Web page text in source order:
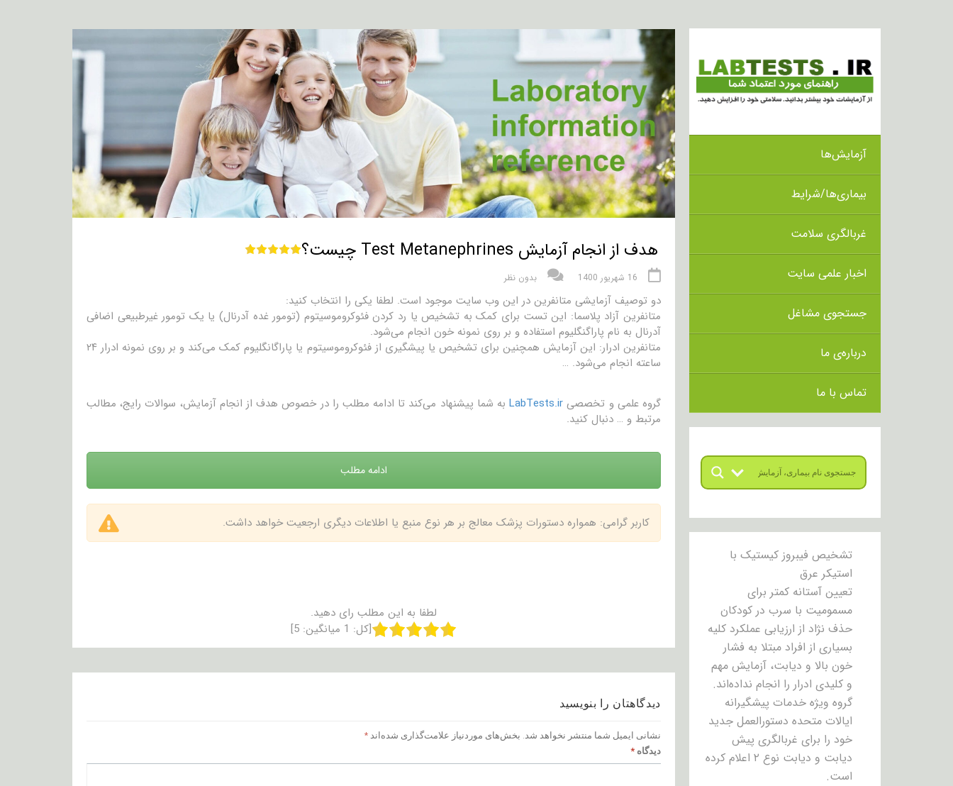
آزمایش‌ها
بیماری‌ها/شرایط
غربالگری سلامت
اخبار علمی سایت
جستجوی مشاغل
درباره‌ی ما
تماس با ما
تشخیص فیبروز کیستیک با
استیکر عرق
تعیین آستانه کمتر برای
مسمومیت با سرب در کودکان
حذف نژاد از ارزیابی عملکرد کلیه
بسیاری از افراد مبتلا به فشار
خون بالا و دیابت، آزمایش مهم
و کلیدی ادرار را انجام نداده‌اند.
گروه ویژه خدمات پیشگیرانه
ایالات متحده دستورالعمل جدید
خود را برای غربالگری پیش
دیابت و دیابت نوع ۲ اعلام کرده
است.
هدف از انجام آزمایش Test Metanephrines چیست؟
16 شهریور 1400 بدون نظر
دو توصیف آزمایشی متانفرین در این وب سایت موجود است. لطفا یکی را انتخاب کنید:
متانفرین آزاد پلاسما: این تست برای کمک به تشخیص یا رد کردن فئوکروموسیتوم (تومور غده آدرنال) یا یک تومور غیرطبیعی اضافی
آدرنال به نام پاراگنگلیوم استفاده و بر روی نمونه خون انجام می‌شود.
متانفرین ادرار: این آزمایش همچنین برای تشخیص یا پیشگیری از فئوکروموسیتوم یا پاراگانگلیوم کمک می‌کند و بر روی نمونه ادرار ۲۴
ساعته انجام می‌شود. …
گروه علمی و تخصصی LabTests.irبه شما پیشنهاد می‌کند تا ادامه مطلب را در خصوص هدف از انجام آزمایش، سوالات رایج، مطالب
مرتبط و … دنبال کنید.
ادامه مطلب
کاربر گرامی: همواره دستورات پزشک معالج بر هر نوع منبع یا اطلاعات دیگری ارجعیت خواهد داشت.
لطفا به این مطلب رای دهید.
[کل: 1 میانگین: 5
]
دیدگاهتان را بنویسید
نشانی ایمیل شما منتشر نخواهد شد. بخش‌های موردنیاز علامت‌گذاری شده‌اند *
دیدگاه *